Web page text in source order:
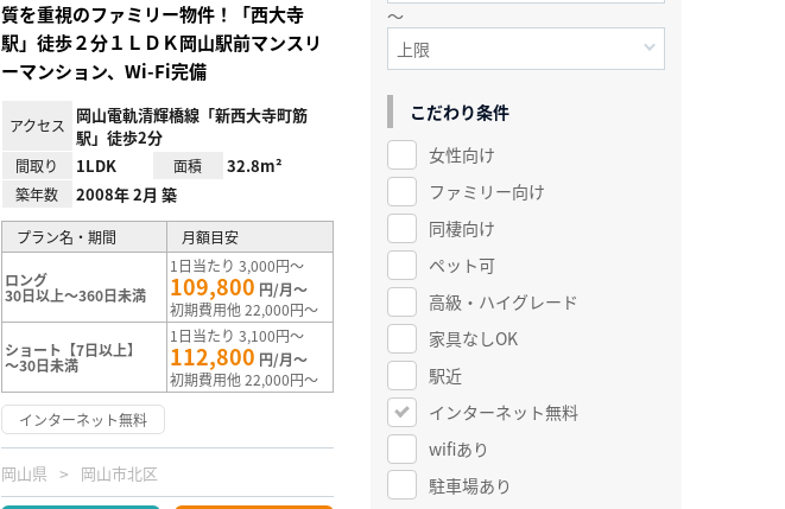
質を重視のファミリー物件！「西大寺
駅」徒歩２分１ＬＤＫ岡山駅前マンスリ
ーマンション、Wi-Fi完備
アクセス
岡山電軌清輝橋線「新西大寺町筋
駅」徒歩2分
間取り 1LDK 面積 32.8m²
築年数 2008年 2月 築
プラン名・期間 月額目安
ロング
30日以上～360日未満
1日当たり 3,000円～
109,800 円/月～
初期費用他 22,000円～
ショート【7日以上】
～30日未満
1日当たり 3,100円～
112,800 円/月～
初期費用他 22,000円～
インターネット無料
岡山県 岡山市北区
～
こだわり条件
女性向け
ファミリー向け
同棲向け
ペット可
高級・ハイグレード
家具なしOK
駅近
インターネット無料
wifiあり
駐車場あり